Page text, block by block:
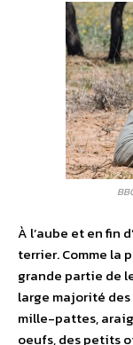
À l’aube et en fin
terrier. Comme la
grande partie de
large majorité
mille-pattes,
oeufs, des petits